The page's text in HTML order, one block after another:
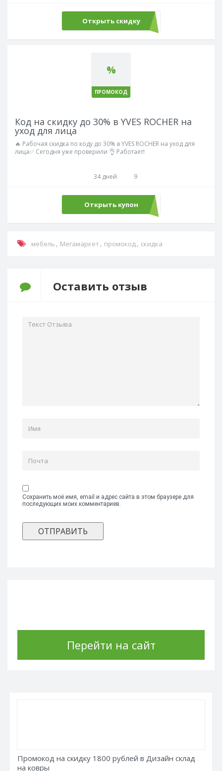
Открыть скидку
%
ПРОМОКОД
Код на скидку до 30% в YVES ROCHER на
уход для лица
🔥 Рабочая скидка по коду до 30% в YVES ROCHER на уход для
лица✅ Сегодня уже проверили 👌 Работает!
34 дней 9
Открыть купонSale50
мебель , Мегамаркет , промокод, скидка
Оставить отзыв
Сохранить моё имя, email и адрес сайта в этом браузере для
последующих моих комментариев.
Перейти на сайт
Промокод на скидку 1800 рублей в Дизайн склад
на ковры